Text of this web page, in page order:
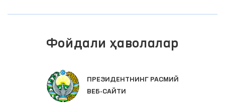
Фойдали ҳаволалар
ПРЕЗИДЕНТНИНГ РАСМИЙ
ВЕБ-САЙТИ